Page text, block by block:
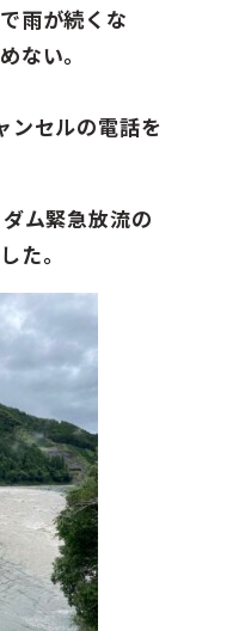
雨が続くな
ない。
ンセルの電話を
ム緊急放流の
た。